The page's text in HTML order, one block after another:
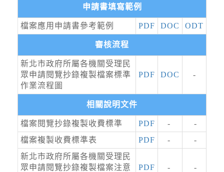
2026-08-08, 07:45│中央氣象署
第13號颱風外圍環流影響，易有短延時強降雨，
今(8)日基隆北海岸及臺中以北山區有局部大雨發
生的機率，請注意雷擊及強陣風，山區請慎防坍
方、落石及溪水暴漲。
強風
2026-08-08, 06:05│中央氣象署
第13號颱風外圍環流影響，8日上午至9日晚上基
隆市、臺北市、新北市、桃園市、新竹市、新竹
縣、屏東縣、宜蘭縣、臺東縣(含蘭嶼、綠島)、
連江縣局部地區有平均風6級以上或陣風8級以上
發生的機率(黃色燈號)，請注意。
國家森林遊樂區
2026-08-09, 00:00│農業部林業及自然保育署
白海豚颱風休園 預計開始日期：2026年08月09
日 預計恢復日期：2026年08月10日
申請書填寫範例
檔案應用申請書參考範例 PDF DOC ODT
審核流程
新北市政府所屬各機關受理民
眾申請閱覽抄錄複製檔案標準
作業流程圖
PDF DOC -
相關說明文件
檔案閱覽抄錄複製收費標準 PDF -
-
檔案複製收費標準表
PDF -
-
新北市政府所屬各機關受理民
眾申請閱覽抄錄複製檔案注意
PDF - -